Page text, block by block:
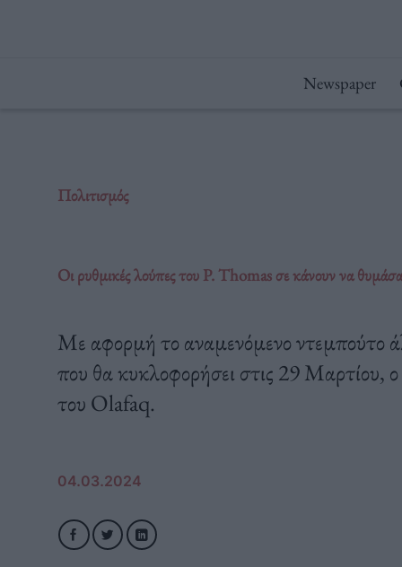
Newspaper
Πολιτισμός
Οι ρυθμικές λούπες του P. Thomas σε κάνουν να θυμάσαι
Με αφορμή το αναμενόμενο
που θα κυκλοφορήσει στις 29 Μαρτίου,
του Olafaq.
04.03.2024